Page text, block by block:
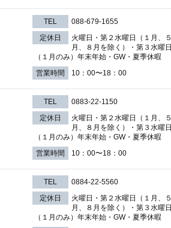
TEL
088-679-1655
定休日
火曜日・第２水曜日（１月、５
月、８月を除く）・第３水曜日
（１月のみ）年末年始・GW・夏季休暇
営業時間
10：00〜18：00
TEL
0883-22-1150
定休日
火曜日・第２水曜日（１月、５
月、８月を除く）・第３水曜日
（１月のみ）年末年始・GW・夏季休暇
営業時間
10：00〜18：00
TEL
0884-22-5560
定休日
火曜日・第２水曜日（１月、５
月、８月を除く）・第３水曜日
（１月のみ）年末年始・GW・夏季休暇